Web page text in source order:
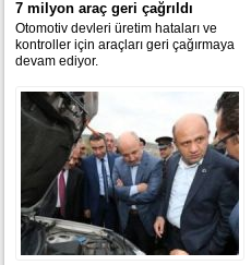
7 milyon araç geri çağrıldı
Otomotiv devleri üretim hataları ve
kontroller için araçları geri çağırmaya
devam ediyor.